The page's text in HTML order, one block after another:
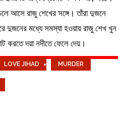
আসে রাজু শেখের সঙ্গে। তাঁরা দুজনে
দুজনের মধ্যে সমস্যা হওয়ায় রাজু শেখ খুন
করতে দয়া নদীতে ফেলে দেয়।
LOVE JIHAD MURDER